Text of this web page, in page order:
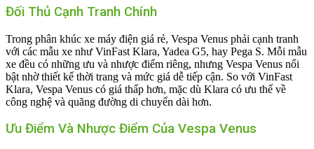
Đối Thủ Cạnh Tranh Chính
Trong phân khúc xe máy điện giá rẻ, Vespa Venus phải cạnh tranh
với các mẫu xe như VinFast Klara, Yadea G5, hay Pega S. Mỗi mẫu
xe đều có những ưu và nhược điểm riêng, nhưng Vespa Venus nổi
bật nhờ thiết kế thời trang và mức giá dễ tiếp cận. So với VinFast
Klara, Vespa Venus có giá thấp hơn, mặc dù Klara có ưu thế về
công nghệ và quãng đường di chuyển dài hơn.
Ưu Điểm Và Nhược Điểm Của Vespa Venus